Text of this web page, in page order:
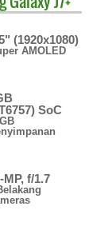
(1920x1080)
AMOLED
SoC
MP, f/1.7